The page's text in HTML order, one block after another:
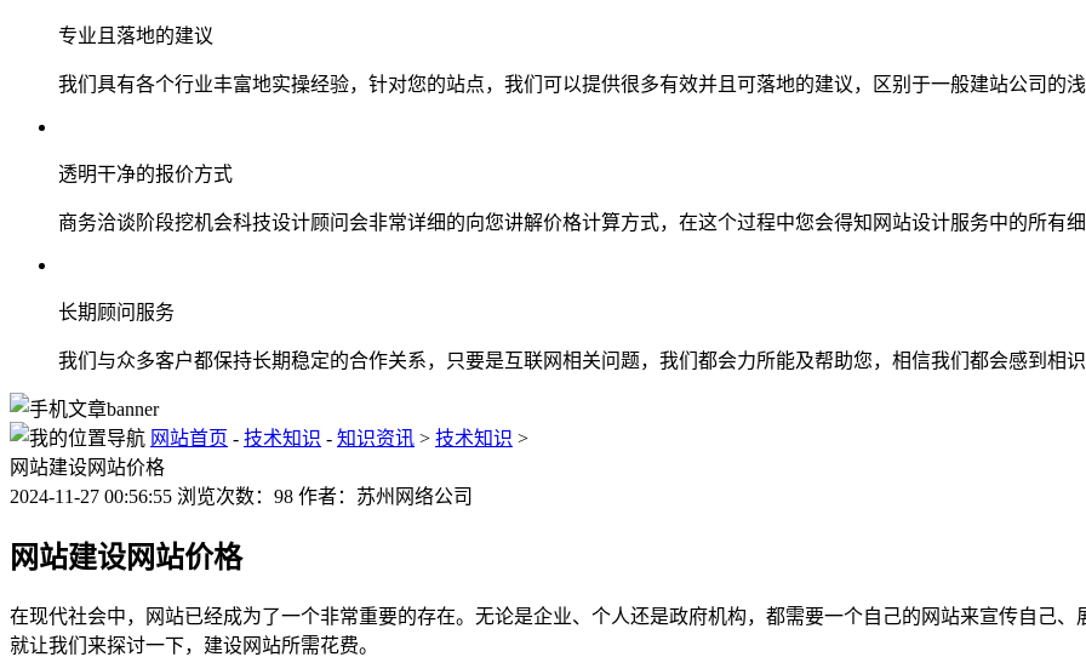
专业且落地的建议
我们具有各个行业丰富地实操经验，针对您的站点，我们可以提供很多有效并且可落地的建议，区别于一般建站公司的
透明干净的报价方式
商务洽谈阶段挖机会科技设计顾问会非常详细的向您讲解价格计算方式，在这个过程中您会得知网站设计服务中的所有
长期顾问服务
我们与众多客户都保持长期稳定的合作关系，只要是互联网相关问题，我们都会力所能及帮助您，相信我们都会感到相
网站首页 - 技术知识 - 知识资讯 > 技术知识 >
网站建设网站价格
2024-11-27 00:56:55 浏览次数：98 作者：苏州网络公司
网站建设网站价格
在现代社会中，网站已经成为了一个非常重要的存在。无论是企业、个人还是政府机构，都需要一个自己的网站来宣传自己
就让我们来探讨一下，建设网站所需花费。